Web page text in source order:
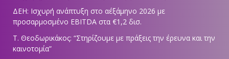
ΔΕΗ: Ισχυρή ανάπτυξη στο α΄εξάμηνο 2026 με
προσαρμοσμένο EBITDA στα €1,2 δισ.
Τ. Θεοδωρικάκος: “Στηρίζουμε με πράξεις την έρευνα και την
καινοτομία”